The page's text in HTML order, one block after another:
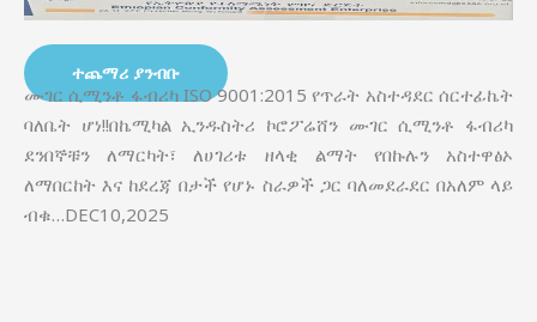
ተጨማሪ ያንብቡ
ሙገር ሲሚንቶ ፋብሪካ ISO 9001:2015 የጥራት አስተዳደር ሰርተፊኬት
ባለቤት ሆነ!!በኬሚካል ኢንዱስትሪ ኮሮፖሬሸን ሙገር ሲሚንቶ ፋብሪካ
ደንበኞቹን ለማርካት፣ ለሀገሪቱ ዘላቂ ልማት የበኩሉን አስተዋፅኦ
ለማበርከት እና ከደረጃ በታች የሆኑ ስራዎች ጋር ባለመደራደር በአለም ላይ
ብቁ…DEC10,2025